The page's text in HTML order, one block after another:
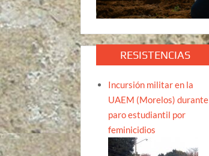
RESISTENCIAS
Incursión militar en la
UAEM (Morelos) durante
paro estudiantil por
feminicidios